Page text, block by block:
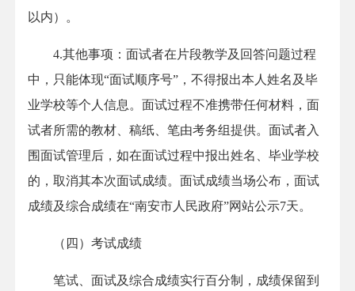
以内）。
4.其他事项：面试者在片段教学及回答问题过程
中，只能体现“面试顺序号”，不得报出本人姓名及毕
业学校等个人信息。面试过程不准携带任何材料，面
试者所需的教材、稿纸、笔由考务组提供。面试者入
围面试管理后，如在面试过程中报出姓名、毕业学校
的，取消其本次面试成绩。面试成绩当场公布，面试
成绩及综合成绩在“南安市人民政府”网站公示7天。
（四）考试成绩
笔试、面试及综合成绩实行百分制，成绩保留到